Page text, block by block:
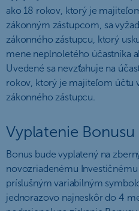
ako 18 rokov, ktorý je
zákonným zástupcom, sa
zákonného zástupcu, ktorý
mene neplnoletého účastníka
Uvedené sa nevzťahuje na
rokov, ktorý je majiteľom účtu
zákonného zástupcu.
Vyplatenie Bonusu
Bonus bude vyplatený na
novozriadenému
príslušným variabilným
jednorazovo najneskôr do 4